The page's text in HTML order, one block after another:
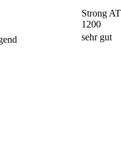
Strong
1200
sehr gut